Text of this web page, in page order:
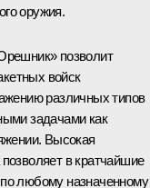
оружия.
позволит
войск
различных типов
задачами как
Высокая
в кратчайшие
любому назначенному